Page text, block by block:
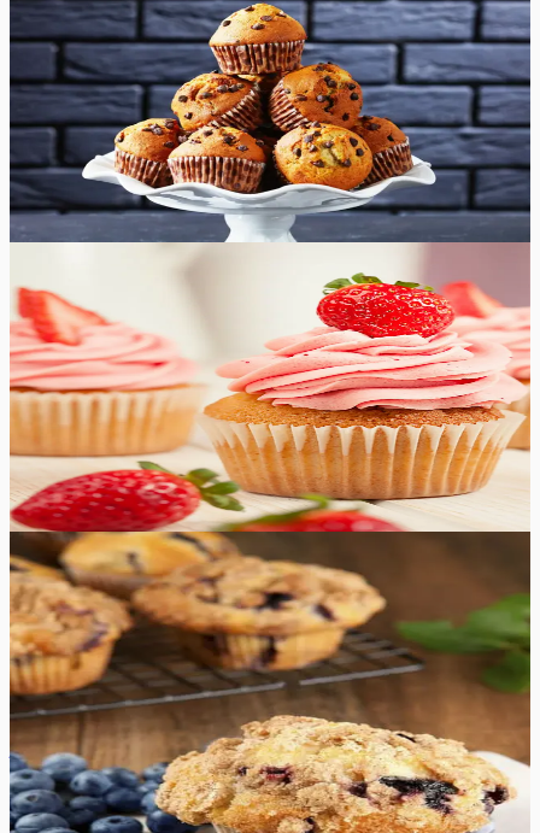
Banaanimuffinid šokolaaditükkidega
Nendel banaanimuffinidel on rikkalik maitse, mis tuleneb
lusikatäiest lahustuva kohvi graanulitest. Kohvimaitse
tõstab šokolaaditükkide maitset tõeliselt esile.
35min
Hinnang:
Maasika tassikoogid
Magusad ja suussulavad maasika tassikoogid on
suurepäraseks magustoiduks ja näevad ilusad välja.
Koogid sisaldavad värskeid maasikatükke ning on kaetud
kerge ja värske maasikakreemiga.
45min
24tk
Keskmine
4.9 Hinnang:(9)
Mustikamuffinid
Kas otsite midagi magusat ja maitsvat hommikusöögiks
või suupisteks? Meie mustikamuffinite retsept on täpselt
see, mida vajate! Need pehmed ja kohevad
mustikamuffinid on täis värskeid mustikaid ning neil on
just õige kogus magusust. Meie retsept on lihtne ja kiire,
nii et saate need muffinid valmis meisterdada ilma suure
vaevata. Ärge enam oodake, proovige neid pealt
krõbedaid ja seest mõnusalt pehmeid, suussulavaid